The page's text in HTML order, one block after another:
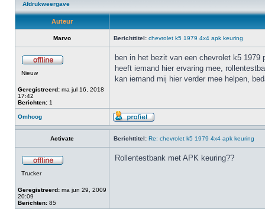
Afdrukweergave
Auteur
Marvo Berichttitel: chevrolet k5 1979 4x4 apk keuring
Nieuw
Geregistreerd: ma jul 16, 2018
17:42
Berichten: 1
ben in het bezit van een chevrolet k5 1979
heeft iemand hier ervaring mee,
kan iemand mij hier verder mee helpen,
Omhoog
Activate Berichttitel: Re: chevrolet k5 1979 4x4 apk keuring
Trucker
Geregistreerd: ma jun 29, 2009
20:09
Berichten: 85
Rollentestbank met APK keuring??